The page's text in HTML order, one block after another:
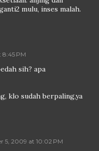
mulu, inses malah.
PM
sih? apa
klo sudah berpaling,ya
5, 2009 at 10:02 PM